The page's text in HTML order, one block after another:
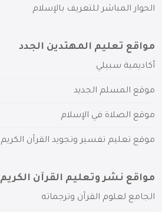
الحوار المباشر للتعريف بالإسلام
مواقع تعليم المهتدين الجدد
أكاديمية سبيلي
موقع المسلم الجديد
موقع الصلاة في الإسلام
موقع تعليم تفسير وتجويد القرآن الكريم
مواقع نشر وتعليم القرآن الكريم
الجامع لعلوم القرآن وترجماته